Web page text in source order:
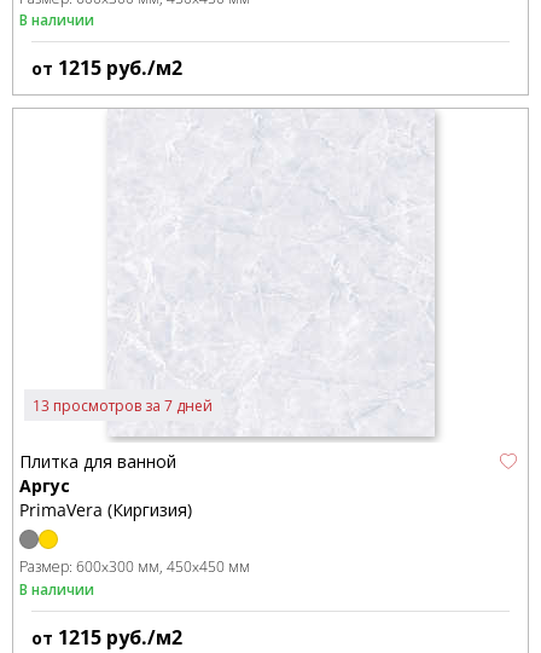
В наличии
от 1215 руб./м2
13 просмотров за 7 дней
Плитка для ванной
Аргус
PrimaVera (Киргизия)
Размер: 600x300 мм 450x450 мм
В наличии
от 1215 руб./м2